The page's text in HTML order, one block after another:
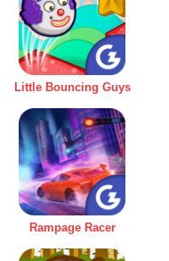
Little Bouncing Guys
Rampage Racer